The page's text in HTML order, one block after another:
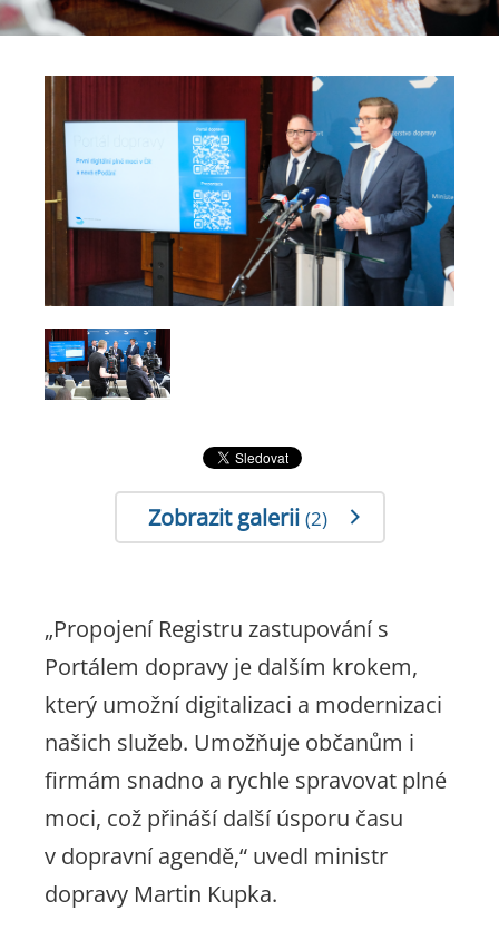
Zobrazit galerii (2)
„Propojení Registru zastupování s
Portálem dopravy je dalším krokem,
který umožní digitalizaci a modernizaci
našich služeb. Umožňuje občanům i
firmám snadno a rychle spravovat plné
moci, což přináší další úsporu času
v dopravní agendě,“ uvedl ministr
dopravy Martin Kupka.